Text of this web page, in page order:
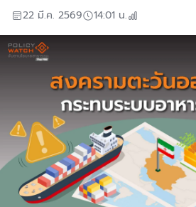
22 มี.ค. 2569 14:01 น.